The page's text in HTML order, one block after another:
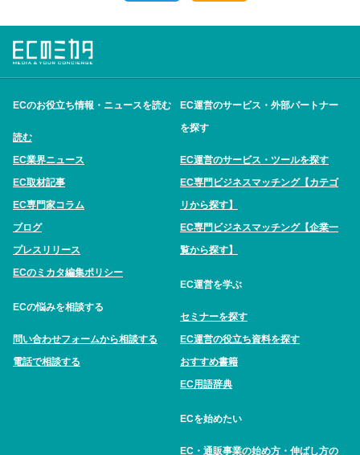
ECのお役立ち情報・ニュースを読む
読む
EC業界ニュース
EC取材記事
EC専門家コラム
ブログ
プレスリリース
ECのミカタ編集ポリシー
ECの悩みを相談する
問い合わせフォームから相談する
電話で相談する
EC運営のサービス・外部パートナー
を探す
EC運営のサービス・ツールを探す
EC専門ビジネスマッチング【カテゴ
リから探す】
EC専門ビジネスマッチング【企業一
覧から探す】
EC運営を学ぶ
セミナーを探す
EC運営の役立ち資料を探す
おすすめ書籍
EC用語辞典
ECを始めたい
EC・通販事業の始め方・伸ばし方の